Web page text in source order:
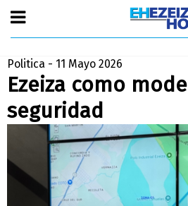
Politica - 11 Mayo 2026
Ezeiza como
seguridad